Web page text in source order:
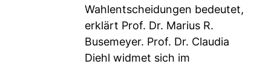
Wahlentscheidungen bedeutet,
erklärt Prof. Dr. Marius R.
Busemeyer. Prof. Dr. Claudia
Diehl widmet sich im